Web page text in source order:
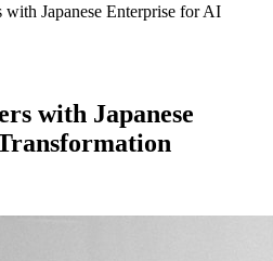
Japanese Enterprise for AI
with Japanese